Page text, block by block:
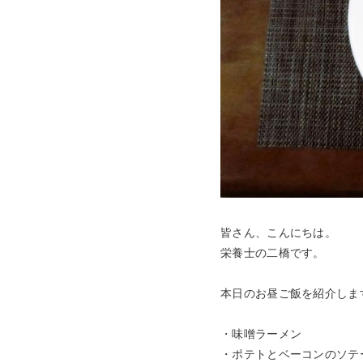
皆さん、こんにちは。
栄養士の二橋です。
本日のお昼ご飯を紹介しま
・味噌ラーメン
・ポテトとベーコンのソテ